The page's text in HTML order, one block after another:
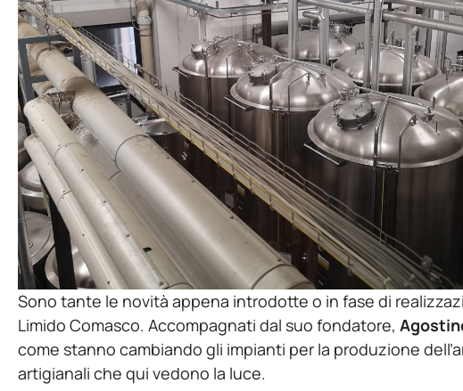
Sono tante le novità appena introdotte o in fase di
Limido Comasco. Accompagnati dal suo fondatore,
come stanno cambiando gli impianti per la produzione
artigianali che qui vedono la luce.